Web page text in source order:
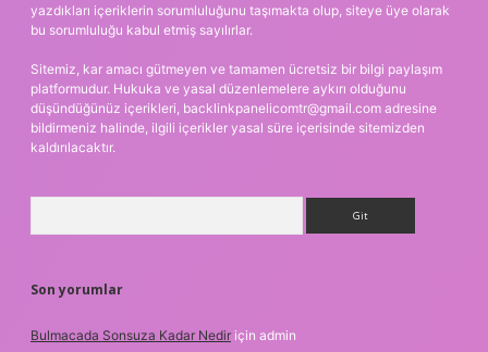
yazdıkları içeriklerin sorumluluğunu taşımakta olup, siteye üye olarak
bu sorumluluğu kabul etmiş sayılırlar.
Sitemiz, kar amacı gütmeyen ve tamamen ücretsiz bir bilgi paylaşım
platformudur. Hukuka ve yasal düzenlemelere aykırı olduğunu
düşündüğünüz içerikleri, backlinkpanelicomtr@gmail.com adresine
bildirmeniz halinde, ilgili içerikler yasal süre içerisinde sitemizden
kaldırılacaktır.
Son yorumlar
Bulmacada Sonsuza Kadar Nedir için admin